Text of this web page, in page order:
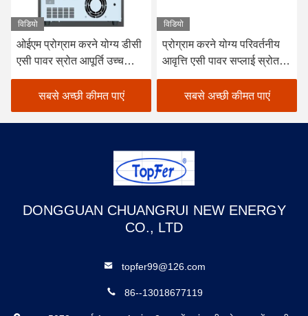
विडियो
ओईएम प्रोग्राम करने योग्य डीसी
एसी पावर स्रोत आपूर्ति उच्च
वोल्टेज 0-300V
सबसे अच्छी कीमत पाएं
विडियो
प्रोग्राम करने योग्य परिवर्तनीय
आवृत्ति एसी पावर सप्लाई स्रोत
साइन वेव समायोज्य
सबसे अच्छी कीमत पाएं
DONGGUAN CHUANGRUI NEW ENERGY
CO., LTD
topfer99@126.com
86--13018677119